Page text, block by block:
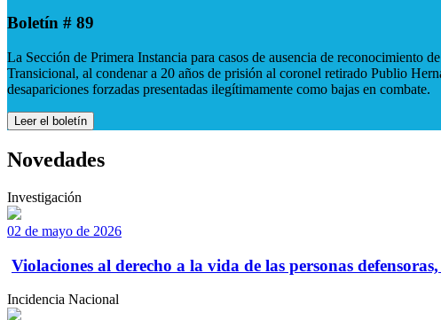
Boletín # 89
La Sección de Primera Instancia para casos de ausencia de reconocimiento
Transicional, al condenar a 20 años de prisión al coronel retirado Publio
desapariciones forzadas presentadas ilegítimamente como bajas en combate.
Leer el boletín
Novedades
Investigación
02 de mayo de 2026
Violaciones al derecho a la vida de las personas
Incidencia Nacional